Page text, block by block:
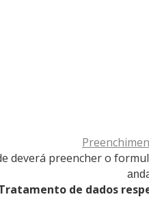
deverá preencher o
de dados